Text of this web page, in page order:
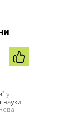
у
науки